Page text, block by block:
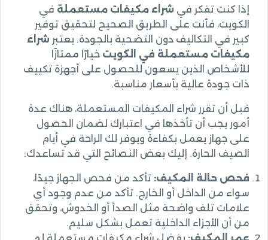
إذا كنت تفكر في شراء مكيفات مستعملةفي
الكويت، فأنت على الطريق الصحيح لتحقيق توفير
كبير في التكاليف دون التضحية بالجودة. يعتبرشراء
مكيفات مستعملة في الكويتخيارًا ممتازًا
للأشخاص الذين يسعون للحصول على أجهزة تكييف
ذات جودة عالية بأسعار مناسبة.
قبل أن تقرر شراء المكيفات المستعملة، هناك عدة
أمور يجب أن تأخذها في اعتبارك لضمان الحصول
على جهاز يعمل بكفاءة ويوفر لك الراحة في أيام
الصيف الحارة. إليك بعض النصائح التي قد تساعدك:
فحص حالة المكيف:تأكد من فحص الجهاز جيدًا،
سواء من الداخل أو الخارج. تأكد من عدم وجود أي
علامات تلف واضحة مثل الصدأ أو الخدوش، وتحقق
من أن الأجزاء الداخلية تعمل بشكل سليم.